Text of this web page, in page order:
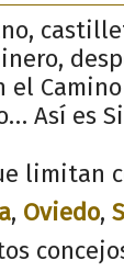
Así es
limitan
, Oviedo,